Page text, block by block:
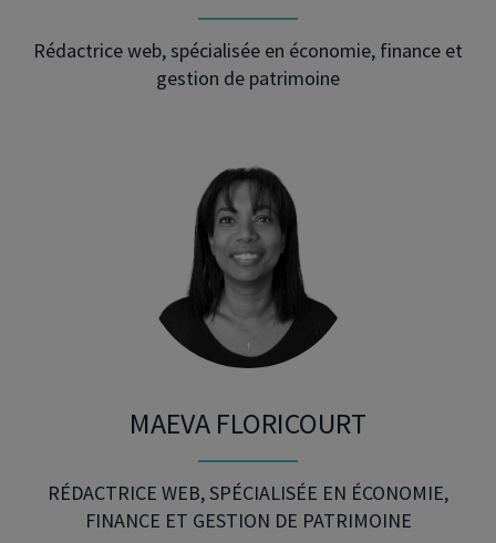
Rédactrice web, spécialisée en économie, finance et
gestion de patrimoine
MAEVA FLORICOURT
RÉDACTRICE WEB, SPÉCIALISÉE EN ÉCONOMIE,
FINANCE ET GESTION DE PATRIMOINE